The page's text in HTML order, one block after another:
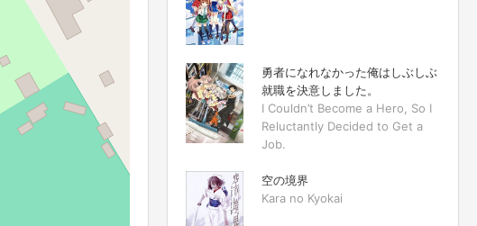
勇者になれなかった俺はしぶしぶ
就職を決意しました。
I Couldn’t Become a Hero, So I
Reluctantly Decided to Get a
Job.
空の境界
Kara no Kyokai